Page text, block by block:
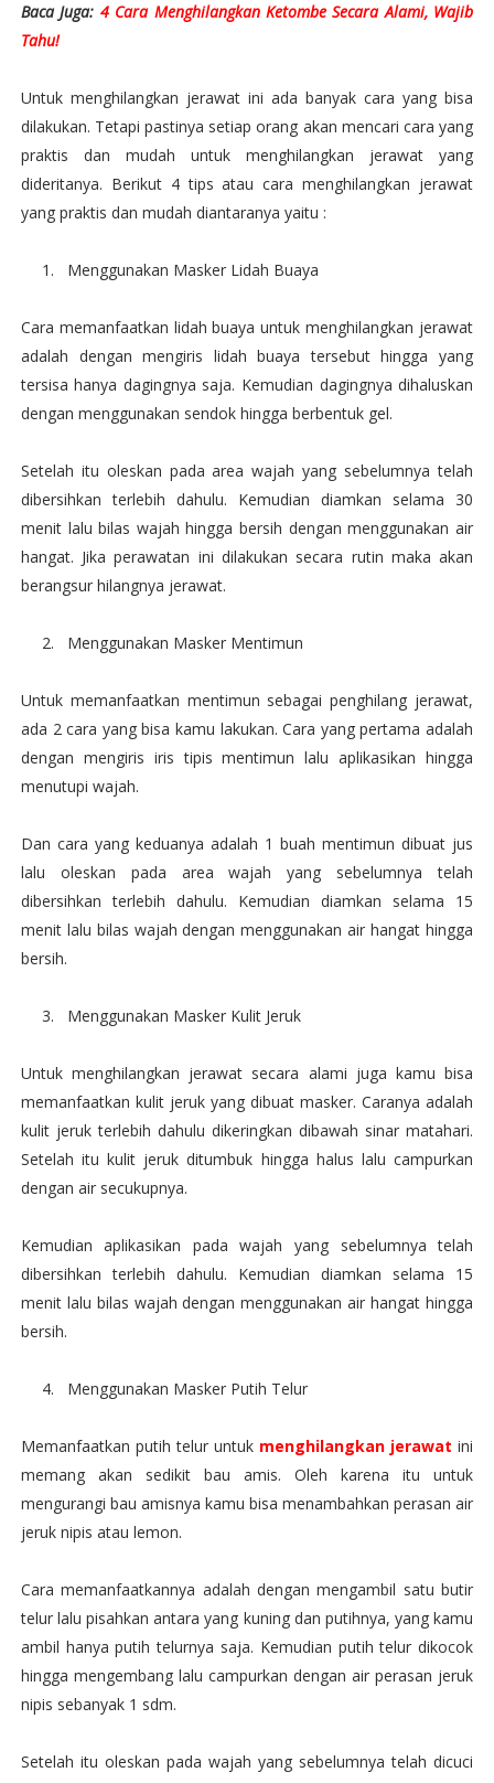
Baca Juga: 4 Cara Menghilangkan Ketombe Secara Alami, Wajib
Tahu!
Untuk menghilangkan jerawat ini ada banyak cara yang bisa
dilakukan. Tetapi pastinya setiap orang akan mencari cara yang
praktis dan mudah untuk menghilangkan jerawat yang
dideritanya. Berikut 4 tips atau cara menghilangkan jerawat
yang praktis dan mudah diantaranya yaitu :
1. Menggunakan Masker Lidah Buaya
Cara memanfaatkan lidah buaya untuk menghilangkan jerawat
adalah dengan mengiris lidah buaya tersebut hingga yang
tersisa hanya dagingnya saja. Kemudian dagingnya dihaluskan
dengan menggunakan sendok hingga berbentuk gel.
Setelah itu oleskan pada area wajah yang sebelumnya telah
dibersihkan terlebih dahulu. Kemudian diamkan selama 30
menit lalu bilas wajah hingga bersih dengan menggunakan air
hangat. Jika perawatan ini dilakukan secara rutin maka akan
berangsur hilangnya jerawat.
2. Menggunakan Masker Mentimun
Untuk memanfaatkan mentimun sebagai penghilang jerawat,
ada 2 cara yang bisa kamu lakukan. Cara yang pertama adalah
dengan mengiris iris tipis mentimun lalu aplikasikan hingga
menutupi wajah.
Dan cara yang keduanya adalah 1 buah mentimun dibuat jus
lalu oleskan pada area wajah yang sebelumnya telah
dibersihkan terlebih dahulu. Kemudian diamkan selama 15
menit lalu bilas wajah dengan menggunakan air hangat hingga
bersih.
3. Menggunakan Masker Kulit Jeruk
Untuk menghilangkan jerawat secara alami juga kamu bisa
memanfaatkan kulit jeruk yang dibuat masker. Caranya adalah
kulit jeruk terlebih dahulu dikeringkan dibawah sinar matahari.
Setelah itu kulit jeruk ditumbuk hingga halus lalu campurkan
dengan air secukupnya.
Kemudian aplikasikan pada wajah yang sebelumnya telah
dibersihkan terlebih dahulu. Kemudian diamkan selama 15
menit lalu bilas wajah dengan menggunakan air hangat hingga
bersih.
4. Menggunakan Masker Putih Telur
Memanfaatkan putih telur untuk menghilangkan jerawat ini
memang akan sedikit bau amis. Oleh karena itu untuk
mengurangi bau amisnya kamu bisa menambahkan perasan air
jeruk nipis atau lemon.
Cara memanfaatkannya adalah dengan mengambil satu butir
telur lalu pisahkan antara yang kuning dan putihnya, yang kamu
ambil hanya putih telurnya saja. Kemudian putih telur dikocok
hingga mengembang lalu campurkan dengan air perasan jeruk
nipis sebanyak 1 sdm.
Setelah itu oleskan pada wajah yang sebelumnya telah dicuci